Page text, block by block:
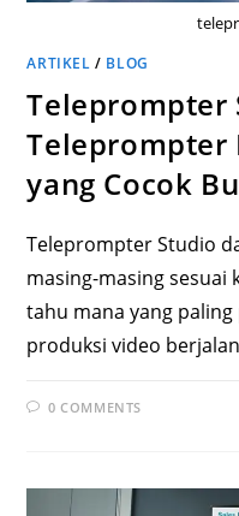
ARTIKEL / BLOG
Teleprompter
Teleprompter
yang Cocok
Teleprompter Studio
masing-masing sesuai
tahu mana yang
produksi video
0 COMMENTS